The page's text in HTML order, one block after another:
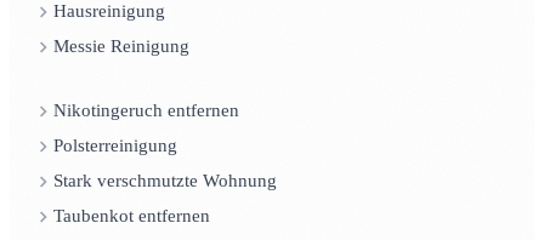
Hausreinigung
Messie Reinigung
Nikotingeruch entfernen
Polsterreinigung
Stark verschmutzte Wohnung
Taubenkot entfernen